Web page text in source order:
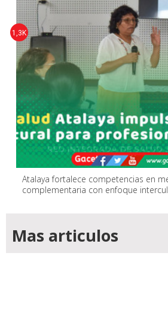
Atalaya fortalece competencias en
complementaria con enfoque
1,3K
Mas articulos